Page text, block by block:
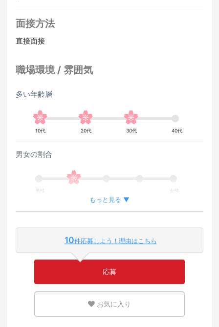
面接方法
直接面接
職場環境 / 雰囲気
多い年齢層
10代 20代 30代 40代
男女の割合
男性 女性
外国人が働いている割合
英語または母国語を活かせる環境
もっと見る ▼
10件応募しよう！理由はこちら
応募
お気に入り